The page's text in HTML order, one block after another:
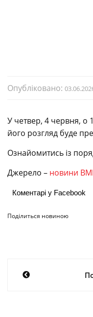
Опубліковано:
У четвер, 4 червня, о
його розгляд буде
Ознайомитись із
Джерело – новини
Коментарі у Facebook
Поділиться новиною
Навігація